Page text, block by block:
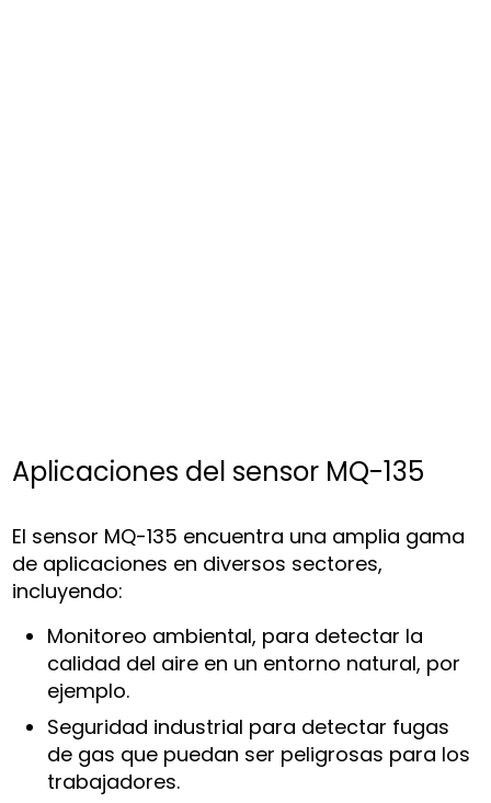
Aplicaciones del sensor MQ-135
El sensor MQ-135 encuentra una amplia gama
de aplicaciones en diversos sectores,
incluyendo:
Monitoreo ambiental, para detectar la
calidad del aire en un entorno natural, por
ejemplo.
Seguridad industrial para detectar fugas
de gas que puedan ser peligrosas para los
trabajadores.